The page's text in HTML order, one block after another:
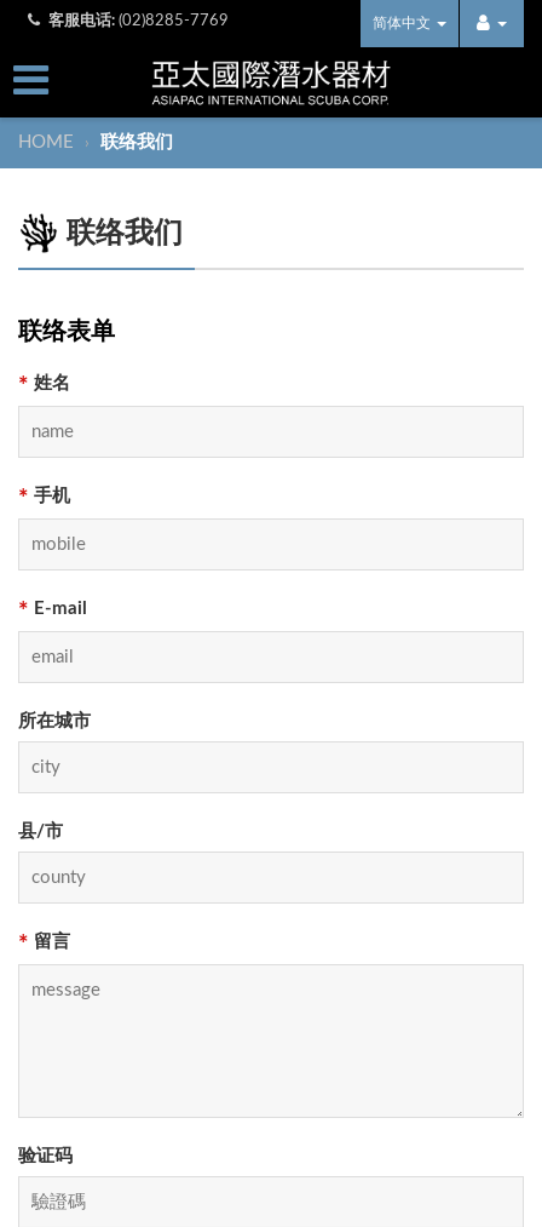
客服电话: (02)8285-7769 简体中文
HOME › 联络我们
联络我们
联络表单
* 姓名
* 手机
* E-mail
所在城市
县/市
* 留言
验证码